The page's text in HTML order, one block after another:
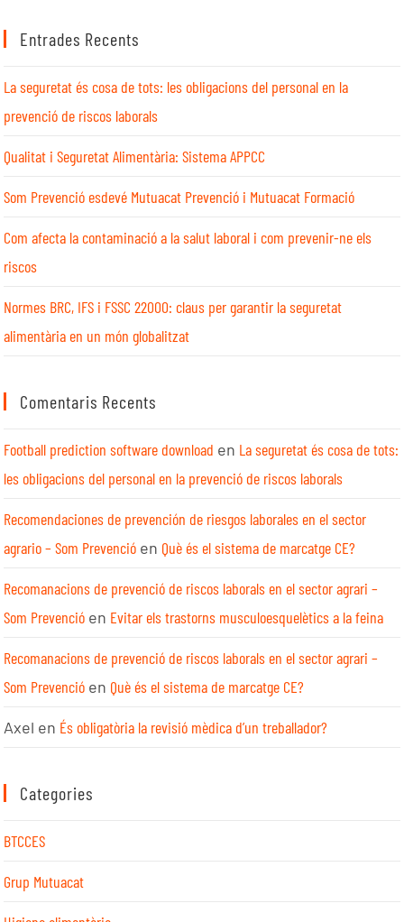
Entrades Recents
La seguretat és cosa de tots: les obligacions del personal en la
prevenció de riscos laborals
Qualitat i Seguretat Alimentària: Sistema APPCC
Som Prevenció esdevé Mutuacat Prevenció i Mutuacat Formació
Com afecta la contaminació a la salut laboral i com prevenir-ne els
riscos
Normes BRC, IFS i FSSC 22000: claus per garantir la seguretat
alimentària en un món globalitzat
Comentaris Recents
Football prediction software download en La seguretat és cosa de tots:
les obligacions del personal en la prevenció de riscos laborals
Recomendaciones de prevención de riesgos laborales en el sector
agrario – Som Prevenció en Què és el sistema de marcatge CE?
Recomanacions de prevenció de riscos laborals en el sector agrari –
Som Prevenció en Evitar els trastorns musculoesquelètics a la feina
Recomanacions de prevenció de riscos laborals en el sector agrari –
Som Prevenció en Què és el sistema de marcatge CE?
Axel en És obligatòria la revisió mèdica d’un treballador?
Categories
BTCCES
Grup Mutuacat